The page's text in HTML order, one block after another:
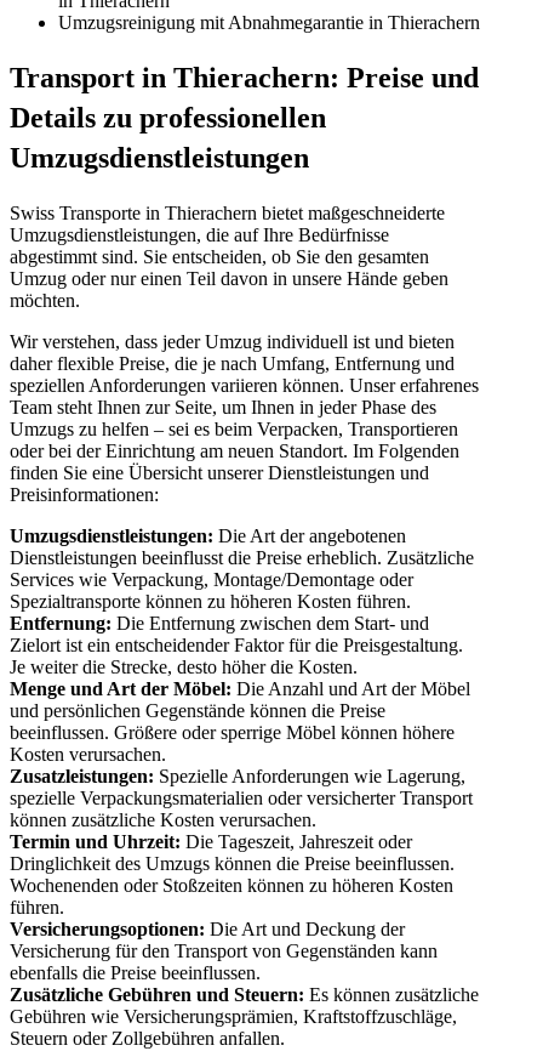
Umzugsreinigung mit Abnahmegarantie in Thierachern
Transport in Thierachern: Preise und
Details zu professionellen
Umzugsdienstleistungen
Swiss Transporte in Thierachern bietet maßgeschneiderte
Umzugsdienstleistungen, die auf Ihre Bedürfnisse
abgestimmt sind. Sie entscheiden, ob Sie den gesamten
Umzug oder nur einen Teil davon in unsere Hände geben
möchten.
Wir verstehen, dass jeder Umzug individuell ist und bieten
daher flexible Preise, die je nach Umfang, Entfernung und
speziellen Anforderungen variieren können. Unser erfahrenes
Team steht Ihnen zur Seite, um Ihnen in jeder Phase des
Umzugs zu helfen – sei es beim Verpacken, Transportieren
oder bei der Einrichtung am neuen Standort. Im Folgenden
finden Sie eine Übersicht unserer Dienstleistungen und
Preisinformationen:
Umzugsdienstleistungen: Die Art der angebotenen
Dienstleistungen beeinflusst die Preise erheblich. Zusätzliche
Services wie Verpackung, Montage/Demontage oder
Spezialtransporte können zu höheren Kosten führen.
Entfernung: Die Entfernung zwischen dem Start- und
Zielort ist ein entscheidender Faktor für die Preisgestaltung.
Je weiter die Strecke, desto höher die Kosten.
Menge und Art der Möbel: Die Anzahl und Art der Möbel
und persönlichen Gegenstände können die Preise
beeinflussen. Größere oder sperrige Möbel können höhere
Kosten verursachen.
Zusatzleistungen: Spezielle Anforderungen wie Lagerung,
spezielle Verpackungsmaterialien oder versicherter Transport
können zusätzliche Kosten verursachen.
Termin und Uhrzeit: Die Tageszeit, Jahreszeit oder
Dringlichkeit des Umzugs können die Preise beeinflussen.
Wochenenden oder Stoßzeiten können zu höheren Kosten
führen.
Versicherungsoptionen: Die Art und Deckung der
Versicherung für den Transport von Gegenständen kann
ebenfalls die Preise beeinflussen.
Zusätzliche Gebühren und Steuern: Es können zusätzliche
Gebühren wie Versicherungsprämien, Kraftstoffzuschläge,
Steuern oder Zollgebühren anfallen.